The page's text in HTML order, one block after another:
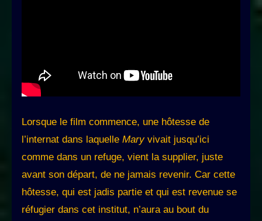
Lorsque le film commence, une hôtesse de
l’internat dans laquelle Maryvivait jusqu’ici
comme dans un refuge, vient la supplier, juste
avant son départ, de ne jamais revenir. Car cette
hôtesse, qui est jadis partie et qui est revenue se
réfugier dans cet institut, n’aura au bout du